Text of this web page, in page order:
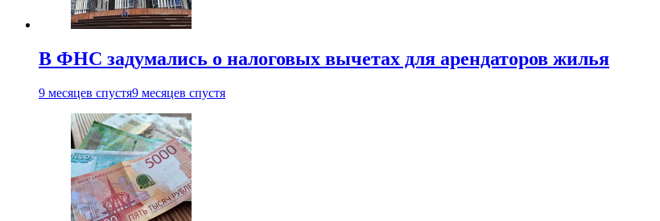
В ФНС задумались о налоговых вычетах для арендаторов жилья
9 месяцев спустя9 месяцев спустя